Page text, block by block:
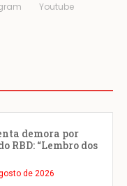
Youtube
demora por
RBD: “Lembro dos
de 2026